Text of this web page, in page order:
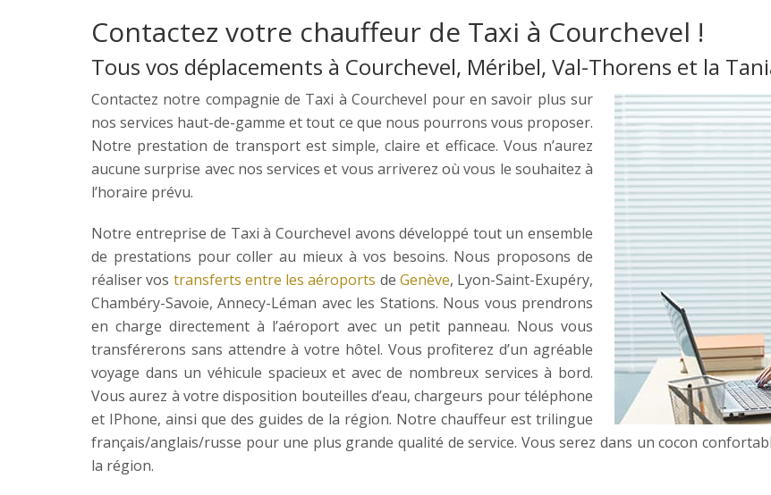
Contactez votre chauffeur de Taxi à Courchevel !
Tous vos déplacements à Courchevel, Méribel, Val-Thorens et la
Contactez notre compagnie de Taxi à Courchevel pour en savoir plus sur
nos services haut-de-gamme et tout ce que nous pourrons vous proposer.
Notre prestation de transport est simple, claire et efficace. Vous n’aurez
aucune surprise avec nos services et vous arriverez où vous le souhaitez à
l’horaire prévu.
Notre entreprise de Taxi à Courchevel avons développé tout un ensemble
de prestations pour coller au mieux à vos besoins. Nous proposons de
réaliser vos transferts entre les aéroports de Genève, Lyon-Saint-Exupéry,
Chambéry-Savoie, Annecy-Léman avec les Stations. Nous vous prendrons
en charge directement à l’aéroport avec un petit panneau. Nous vous
transférerons sans attendre à votre hôtel. Vous profiterez d’un agréable
voyage dans un véhicule spacieux et avec de nombreux services à bord.
Vous aurez à votre disposition bouteilles d’eau, chargeurs pour téléphone
et IPhone, ainsi que des guides de la région. Notre chauffeur est trilingue
français/anglais/russe pour une plus grande qualité de service. Vous serez dans un cocon
la région.